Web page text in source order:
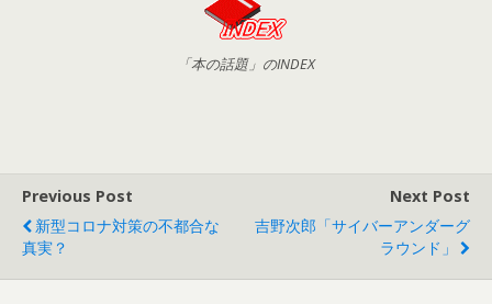
「本の話題」のINDEX
Previous Post
新型コロナ対策の不都合な
真実？
Next Post
吉野次郎「サイバーアンダーグ
ラウンド」